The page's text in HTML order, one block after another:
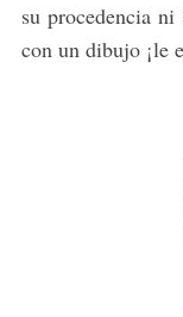
su procedencia
con un dibujo ¡le